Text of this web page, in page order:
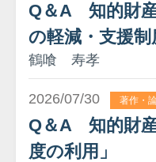
Q＆A 知的財
の軽減・支援制
鶴喰 寿孝
2026/07/30 著作・
Q＆A 知的財
度の利用」